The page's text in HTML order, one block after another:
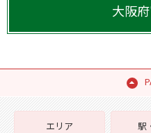
大阪府
エリア
駅